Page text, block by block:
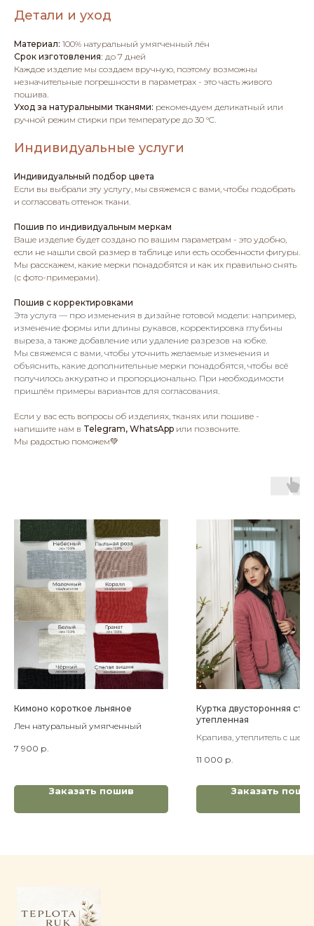
Детали и уход
Материал: 100% натуральный умягченный лён
Срок изготовления: до 7 дней
Каждое изделие мы создаем вручную, поэтому возможны
незначительные погрешности в параметрах - это часть живого
пошива.
Уход за натуральными тканями: рекомендуем деликатный или
ручной режим стирки при температуре до 30 °C.
Индивидуальные услуги
Индивидуальный подбор цвета
Если вы выбрали эту услугу, мы свяжемся с вами, чтобы подобрать
и согласовать оттенок ткани.
Пошив по индивидуальным меркам
Ваше изделие будет создано по вашим параметрам - это удобно,
если не нашли свой размер в таблице или есть особенности фигуры.
Мы расскажем, какие мерки понадобятся и как их правильно снять
(с фото-примерами).
Пошив с корректировками
Эта услуга — про изменения в дизайне готовой модели: например,
изменение формы или длины рукавов, корректировка глубины
выреза, а также добавление или удаление разрезов на юбке.
Мы свяжемся с вами, чтобы уточнить желаемые изменения и
объяснить, какие дополнительные мерки понадобятся, чтобы всё
получилось аккуратно и пропорционально. При необходимости
пришлём примеры вариантов для согласования.
Если у вас есть вопросы об изделиях, тканях или пошиве -
напишите нам в Telegram, WhatsApp или позвоните.
Мы радостью поможем💚
Кимоно короткое льняное
Лен натуральный умягченный
7 900 р.
Заказать пошив
Куртка двусторонняя
утепленная
Крапива, утеплитель с
11 000 р.
Заказать